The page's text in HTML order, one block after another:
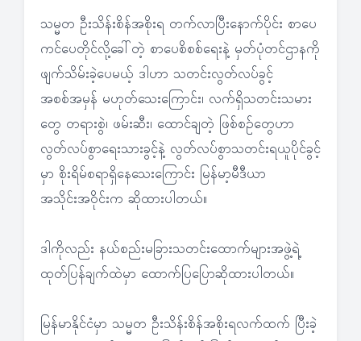
သမ္မတ ဦးသိန်းစိန်အစိုးရ တက်လာပြီးနောက်ပိုင်း စာပေ
ကင်ပေတိုင်လို့ခေါ်တဲ့ စာပေစိစစ်ရေးနဲ့ မှတ်ပုံတင်ဌာနကို
ဖျက်သိမ်းခဲ့ပေမယ့် ဒါဟာ သတင်းလွတ်လပ်ခွင့်
အစစ်အမှန် မဟုတ်သေးကြောင်း၊ လက်ရှိသတင်းသမား
တွေ တရားစွဲ၊ ဖမ်းဆီး၊ ထောင်ချတဲ့ ဖြစ်စဉ်တွေဟာ
လွတ်လပ်စွာရေးသားခွင့်နဲ့ လွတ်လပ်စွာသတင်းရယူပိုင်ခွင့်
မှာ စိုးရိမ်စရာရှိနေသေးကြောင်း မြန်မာ့မီဒီယာ
အသိုင်းအဝိုင်းက ဆိုထားပါတယ်။
ဒါကိုလည်း နယ်စည်းမခြားသတင်းထောက်များအဖွဲ့ရဲ့
ထုတ်ပြန်ချက်ထဲမှာ ထောက်ပြပြောဆိုထားပါတယ်။
မြန်မာနိုင်ငံမှာ သမ္မတ ဦးသိန်းစိန်အစိုးရလက်ထက် ပြီးခဲ့